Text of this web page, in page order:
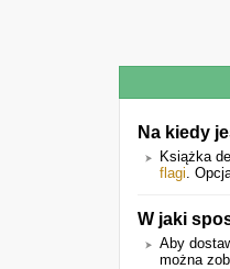
Na kiedy
Książka
flagi.
W jaki
Aby
można